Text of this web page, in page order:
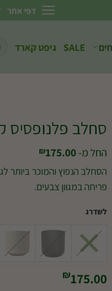
דפי אתר
SALE גיפט קארד
סחלב פלנופסיס קשת 2
החל מ- ₪175.00
הסחלב הנפוץ והמוכר ביותר
פריחה במגוון צבעים.
לשדרג
₪175.00